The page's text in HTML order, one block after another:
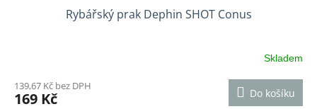
Rybářský prak Dephin SHOT Conus
Skladem
139,67 Kč bez DPH
169 Kč Do košíku